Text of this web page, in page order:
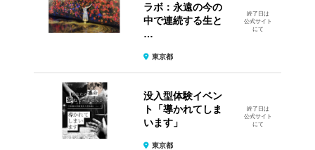
ラボ：永遠の今の
中で連続する生と
…
東京都
終了日は
公式サイト
にて
没入型体験イベン
ト​「導かれてしま
います」
東京都
終了日は
公式サイト
にて